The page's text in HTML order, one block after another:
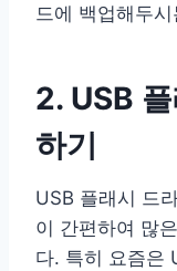
드에 백업해두
2. USB
하기
USB 플래시 드
이 간편하여 많
다. 특히 요즘은